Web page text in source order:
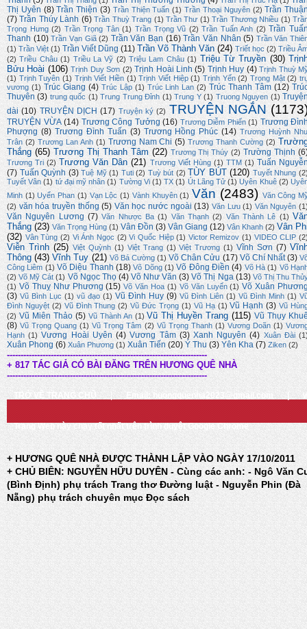
Thị Uyên (8) Trần Thiện (3) Trần Thiện Tuấn (1) Trần Thoại Nguyên (2) Trần
(7) Trần Thúy Lành (6) Trần Thuỳ Trang (1) Trần Thư (1) Trần Thương Nhiều (1)
Trọng Hưng (2) Trần Trọng Tân (1) Trần Trọng Vũ (2) Trần Tuấn Anh (2) Trần
Thanh (10) Trần Vạn Giã (2) Trần Văn Bạn (16) Trần Văn Nhân (5) Trần Văn
(1) Trần Việt (1) Trần Viết Dũng (11) Trần Võ Thành Văn (24) Triết học (2) Triều
(2) Triều Châu (1) Triều La Vỹ (2) Triệu Lam Châu (1) Triệu Từ Truyền (30)
Bửu Hoài (106) Trịnh Duy Sơn (2) Trịnh Hoài Linh (5) Trịnh Huy (4) Trịnh Thuỳ
(1) Trịnh Tuyên (1) Trịnh Viết Hiền (1) Trịnh Viết Hiệp (1) Trịnh Yến (2) Trọng Mật (2)
vương (1) Trúc Giang (4) Trúc Lập (1) Trúc Linh Lan (2) Trúc Thanh Tâm (12)
Thuyên (3) trung quốc (1) Trung Trung Đỉnh (1) Trung Y (1) Truong Nguyen (1)
dài (10) TRUYỆN DỊCH (17) Truyện ký (2) TRUYỆN NGẮN
TRUYỆN VỪA (14) Trương Công Tưởng (16) Trương Diễm Phiến (1) Trương
Phượng (8) Trương Đình Tuấn (3) Trương Hồng Phúc (14) Trương Huỳnh
Trân (2) Trương Lan Anh (1) Trương Nam Chi (5) Trương Thanh Cường (2)
Thắng (65) Trương Thị Thanh Tâm (22) Trương Thị Thúy (2) Trường Thịnh
Trương Tri (2) Trương Văn Dân (21) Trương Viết Hùng (1) TTM (1) Tuấn
(7) Tuấn Quỳnh (3) Tuệ Mỹ (1) Tuti (2) Tuỳ bút (2) TÙY BÚT (120) Tuyết Nhung
Tuyết Vân (1) tứ đại mỹ nhân (1) Tường Vi (1) TX (1) Út Lãng Tử (1) Uyên Khuê (2)
Minh (1) Uyển Phan (1) Vạn Lộc (1) Vành Khuyên (1) Văn (2483) Văn Công
(2) văn hóa truyền thống (5) Văn học nước ngoài (13) Văn Lưu (1) Văn Nguyên
Văn Nguyên Lương (7) Văn Nhược Ba (1) Văn Thạnh (2) Văn Thành Lê (1)
Thắng (23) Văn Trọng Hùng (1) Vân Đồn (3) Vân Giang (12) Vân Khanh (2) Vân
(32) Vân Tùng (2) Vi Ánh Ngọc (2) Vi Quốc Hiệp (1) Victor Remizov (1) VIDEO CLIP
Viễn Trình (25) Việt Quỳnh (1) Việt Trang (1) Việt Trương (1) Vĩnh Sơn (7)
Thông (43) Vĩnh Tuy (21) Võ Bá Cường (1) Võ Chân Cửu (17) Võ Chí Nhất (3)
Công Liêm (1) Võ Diệu Thanh (18) Võ Dõng (1) Võ Đông Điền (4) Võ Hà (1) Võ
(2) Võ Mỹ Cát (1) Võ Ngọc Thọ (4) Võ Như Văn (3) Võ Thị Nga (13) Võ Thị Thu
(1) Võ Thuỵ Như Phương (15) Võ Văn Hoa (1) Võ Văn Luyến (1) Võ Xuân
(3) Vũ Bình Lục (1) vũ đạo (1) Vũ Đình Huy (9) Vũ Đình Liên (1) Vũ Đình Minh (1)
Đình Nguyệt (2) Vũ Đình Thung (2) Vũ Đức Trọng (1) Vũ Hạ (1) Vũ Hạnh (3) Vũ
(2) Vũ Miên Thảo (5) Vũ Thành An (1) Vũ Thị Huyền Trang (115) Vũ Thụy
(8) Vũ Trọng Quang (1) Vũ Trọng Tâm (2) Vũ Trọng Thanh (1) Vương Doãn (1)
Hạnh (1) Vương Hoài Uyên (4) Vương Tâm (3) Xanh Nguyên (4) Xuân Đài
Xuân Phong (6) Xuân Phương (1) Xuân Tiến (20) Ý Thu (3) Yên Kha (7) Ziken (2)
-------------------------------------------------------------------------
+ 817 TÁC GIẢ CÓ BÀI ĐĂNG TRÊN HƯƠNG QUÊ NHÀ
-------------------------------------------------------------------------
TRỞ VỀ TRANG CHỦ Email: huongquenha2023@gmail.com
Trang Web này chạy tốt nhất trên trình duyệt Google Chrome
+ HƯƠNG QUÊ NHÀ ĐƯỢC THÀNH LẬP VÀO NGÀY 17/10/2011
+ CHỦ BIÊN: NGUYỄN HỮU DUYÊN - Cùng các anh: - Ngô Văn
(Bình Định) phụ trách Trang thơ Đường luật - Nguyễn Phin (Đà
Nẵng) phụ trách chuyên mục Đọc sách